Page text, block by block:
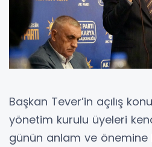
Başkan Tever’in açılış
yönetim kurulu üyeleri
günün anlam ve